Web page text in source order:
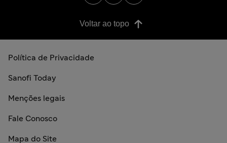
Voltar ao topo
Política de Privacidade
Sanofi Today
Menções legais
Fale Conosco
Mapa do Site